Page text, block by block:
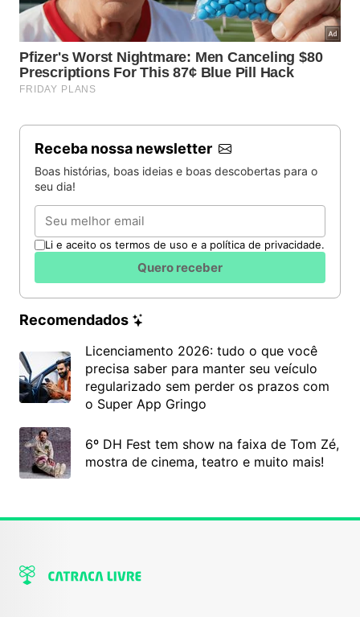
Receba nossa newsletter
Boas histórias, boas ideias e boas descobertas para o
seu dia!
Email
Li e aceito os termos de uso e a política de privacidade.
Quero receber
Recomendados
Licenciamento 2026: tudo o que você
precisa saber para manter seu veículo
regularizado sem perder os prazos com
o Super App Gringo
6º DH Fest tem show na faixa de Tom Zé,
mostra de cinema, teatro e muito mais!